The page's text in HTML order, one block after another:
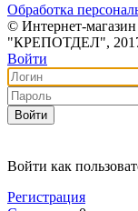
Обработка
© Интернет-
"КРЕПОТДЕЛ",
Войти
Войти
Войти как
Регистрация